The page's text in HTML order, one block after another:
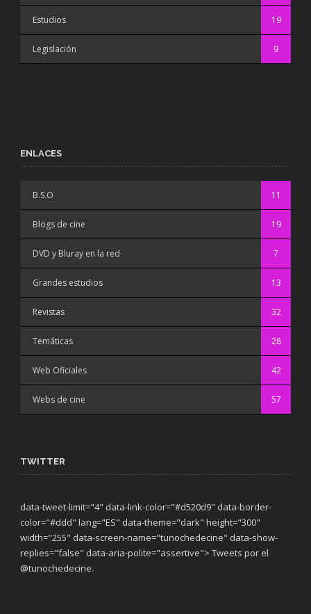
Estudios 19
Legislación 9
ENLACES
B.S.O 11
Blogs de cine 19
DVD y Bluray en la red 7
Grandes estudios 13
Revistas 32
Temáticas 28
Web Oficiales 42
Webs de cine 57
TWITTER
data-tweet-limit="4" data-link-color="#d520d9" data-border-
color="#ddd" lang="ES" data-theme="dark" height="300"
width="255" data-screen-name="tunochedecine" data-show-
replies="false" data-aria-polite="assertive"> Tweets por el
@tunochedecine.